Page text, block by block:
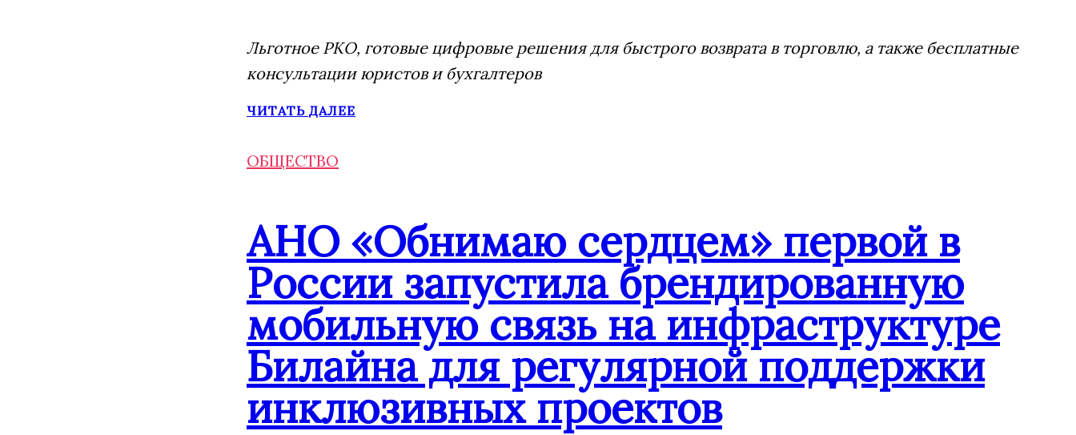
Льготное РКО, готовые цифровые решения для быстрого возврата в торговлю, а также бесплатные
консультации юристов и бухгалтеров
ЧИТАТЬ ДАЛЕЕ
ОБЩЕСТВО
АНО «Обнимаю сердцем» первой в
России запустила брендированную
мобильную связь на инфраструктуре
Билайна для регулярной поддержки
инклюзивных проектов